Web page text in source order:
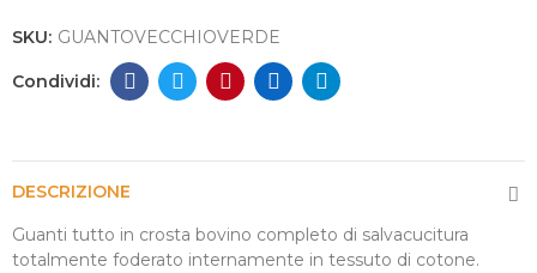
SKU: GUANTOVECCHIOVERDE
DESCRIZIONE
Guanti tutto in crosta bovino completo di salvacucitura
totalmente foderato internamente in tessuto di cotone.